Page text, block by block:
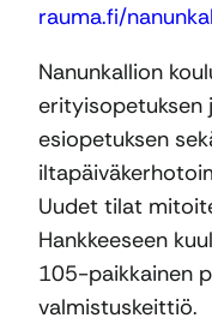
rauma.fi/
Nanunkallion
erityisopetuksen
esiopetuksen
Uudet tilat
Hankkeeseen
105-paikkainen
valmistuskeittiö.